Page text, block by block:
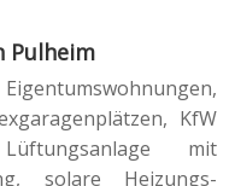
Pulheim
KfW
mit
solare Heizungs-